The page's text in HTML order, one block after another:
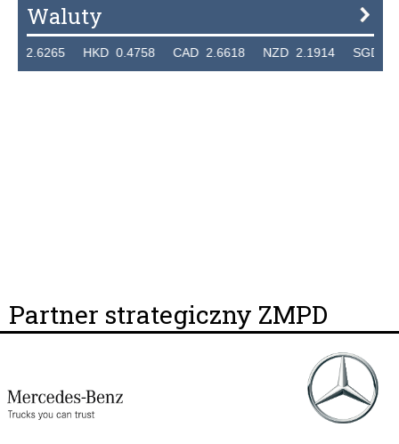
Waluty
HKD 0.4758 CAD 2.6618 NZD 2.1914 SGD
Partner strategiczny ZMPD